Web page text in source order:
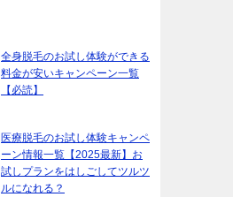
全身脱毛のお試し体験ができる
料金が安いキャンペーン一覧
【必読】
医療脱毛のお試し体験キャンペ
ーン情報一覧【2025最新】お
試しプランをはしごしてツルツ
ルになれる？